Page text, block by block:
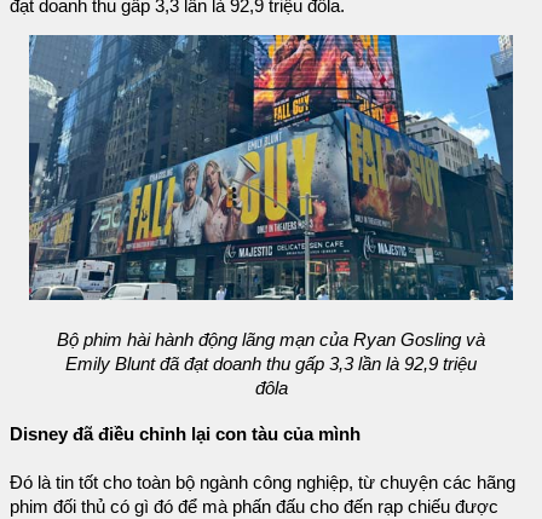
đạt doanh thu gấp 3,3 lần là 92,9 triệu đôla.
Bộ phim hài hành động lãng mạn của Ryan Gosling và
Emily Blunt đã đạt doanh thu gấp 3,3 lần là 92,9 triệu
đôla
Disney đã điều chỉnh lại con tàu của mình
Đó là tin tốt cho toàn bộ ngành công nghiệp, từ chuyện các hãng
phim đối thủ có gì đó để mà phấn đấu cho đến rạp chiếu được